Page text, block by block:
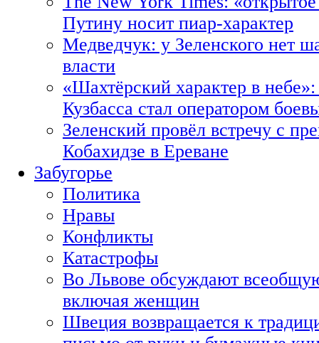
Путину носит пиар-характер
Медведчук: у Зеленского нет
власти
«Шахтёрский характер в
Кузбасса стал оператором
Зеленский провёл встречу с
Кобахидзе в Ереване
Забугорье
Политика
Нравы
Конфликты
Катастрофы
Во Львове обсуждают
включая женщин
Швеция возвращается к